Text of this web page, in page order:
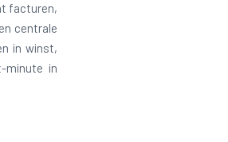
facturen,
centrale
in winst,
minute in